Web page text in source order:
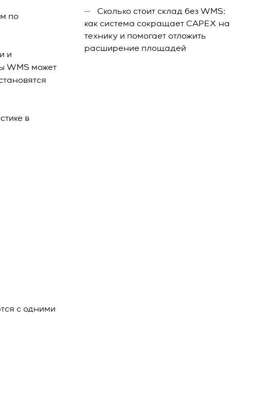
по
и
WMS может
в
с одними
Сколько стоит склад без WMS:
как система сокращает CAPEX на
технику и помогает отложить
расширение площадей